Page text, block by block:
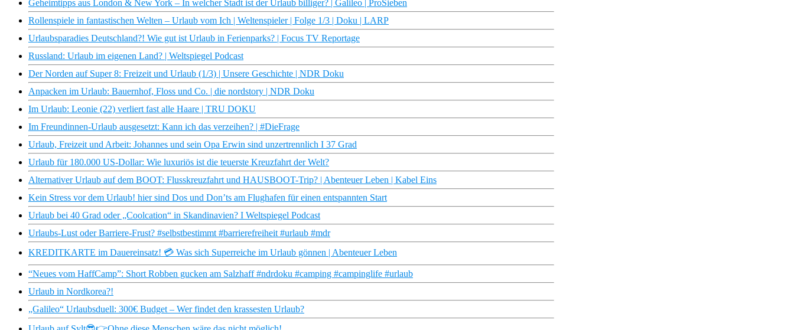
Geheimtipps aus London & New York – In welcher Stadt ist der Urlaub billiger? | Galileo | ProSieben
Rollenspiele in fantastischen Welten – Urlaub vom Ich | Weltenspieler | Folge 1/3 | Doku | LARP
Urlaubsparadies Deutschland?! Wie gut ist Urlaub in Ferienparks? | Focus TV Reportage
Russland: Urlaub im eigenen Land? | Weltspiegel Podcast
Der Norden auf Super 8: Freizeit und Urlaub (1/3) | Unsere Geschichte | NDR Doku
Anpacken im Urlaub: Bauernhof, Floss und Co. | die nordstory | NDR Doku
Im Urlaub: Leonie (22) verliert fast alle Haare | TRU DOKU
Im Freundinnen-Urlaub ausgesetzt: Kann ich das verzeihen? | #DieFrage
Urlaub, Freizeit und Arbeit: Johannes und sein Opa Erwin sind unzertrennlich I 37 Grad
Urlaub für 180.000 US-Dollar: Wie luxuriös ist die teuerste Kreuzfahrt der Welt?
Alternativer Urlaub auf dem BOOT: Flusskreuzfahrt und HAUSBOOT-Trip? | Abenteuer Leben | Kabel Eins
Kein Stress vor dem Urlaub! hier sind Dos und Don’ts am Flughafen für einen entspannten Start
Urlaub bei 40 Grad oder „Coolcation“ in Skandinavien? I Weltspiegel Podcast
Urlaubs-Lust oder Barriere-Frust? #selbstbestimmt #barrierefreiheit #urlaub #mdr
KREDITKARTE im Dauereinsatz! 💳 Was sich Superreiche im Urlaub gönnen | Abenteuer Leben
“Neues vom HaffCamp”: Short Robben gucken am Salzhaff #ndrdoku #camping #campinglife #urlaub
Urlaub in Nordkorea?!
„Galileo“ Urlaubsduell: 300€ Budget – Wer findet den krassesten Urlaub?